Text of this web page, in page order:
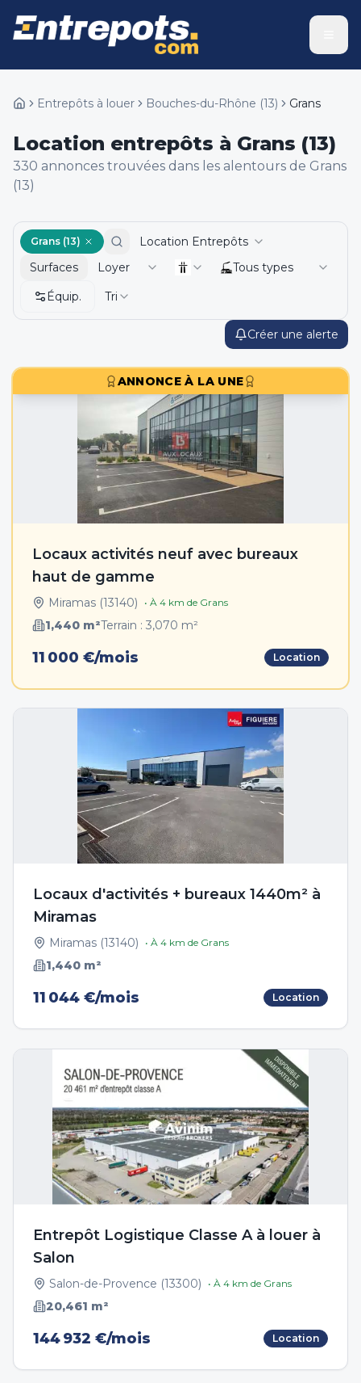
Entrepôts à louer Bouches-du-Rhône (13) Grans
Location entrepôts à Grans (13)
330 annonces trouvées dans les alentours de Grans
(13)
Créer une alerte
Grans (13)
Location Entrepôts
Surfaces
Loyer
Tous types
Équip.
Tri
ANNONCE À LA UNE
Locaux activités neuf avec bureaux
haut de gamme
Miramas (13140) • À 4 km de Grans
1,440 m²Terrain : 3,070 m²
11 000 €/mois Location
Locaux d'activités + bureaux 1440m² à
Miramas
Miramas (13140) • À 4 km de Grans
1,440 m²
11 044 €/mois Location
Entrepôt Logistique Classe A à louer à
Salon
Salon-de-Provence (13300) • À 4 km de Grans
20,461 m²
144 932 €/mois Location